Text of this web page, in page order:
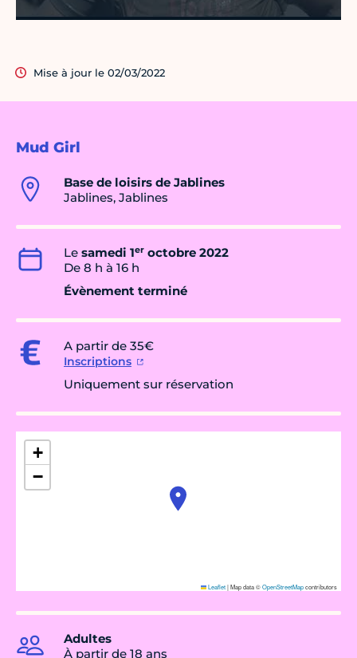
Mud Girl
Base de loisirs de Jablines
Jablines, Jablines
Le samedi 1er octobre 2022
De 8 h à 16 h
Évènement terminé
A partir de 35€
Inscriptions
Uniquement sur réservation
+
−
Leaflet|Map data ©OpenStreetMapcontributors
Adultes
À partir de 18 ans
Mise à jour le 02/03/2022